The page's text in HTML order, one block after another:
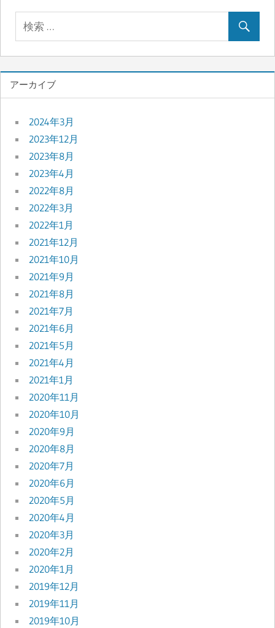
アーカイブ
2024年3月
2023年12月
2023年8月
2023年4月
2022年8月
2022年3月
2022年1月
2021年12月
2021年10月
2021年9月
2021年8月
2021年7月
2021年6月
2021年5月
2021年4月
2021年1月
2020年11月
2020年10月
2020年9月
2020年8月
2020年7月
2020年6月
2020年5月
2020年4月
2020年3月
2020年2月
2020年1月
2019年12月
2019年11月
2019年10月